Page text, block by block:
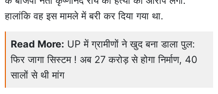
हालांकि वह इस मामले में बरी कर दिया गया था.
Read More: UP में ग्रामीणों ने खुद बना डाला पुल:
फिर जागा सिस्टम ! अब 27 करोड़ से होगा निर्माण, 40
सालों से थी मांग